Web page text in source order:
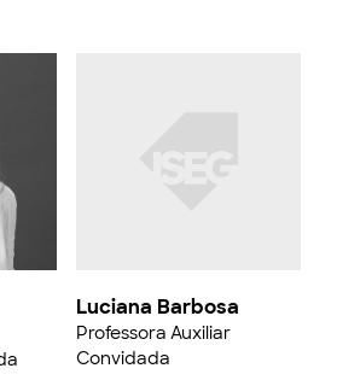
Luciana Barbosa
Professora Auxiliar
Convidada